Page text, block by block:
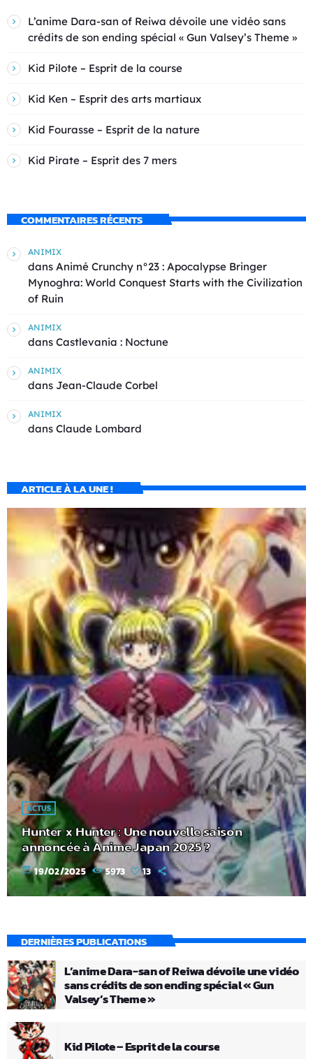
L’anime Dara-san of Reiwa dévoile une vidéo sans
crédits de son ending spécial « Gun Valsey’s Theme »
Kid Pilote – Esprit de la course
Kid Ken – Esprit des arts martiaux
Kid Fourasse – Esprit de la nature
Kid Pirate – Esprit des 7 mers
COMMENTAIRES RÉCENTS
ANIMIX
dans Animé Crunchy n°23 : Apocalypse Bringer
Mynoghra: World Conquest Starts with the Civilization
of Ruin
ANIMIX
dans Castlevania : Noctune
ANIMIX
dans Jean-Claude Corbel
ANIMIX
dans Claude Lombard
ARTICLE À LA UNE !
ACTUS
Hunter x Hunter : Une nouvelle saison
annoncée à Anime Japan 2025 ?
today 19/02/2025 5973 13
DERNIÈRES PUBLICATIONS
L’anime Dara-san of Reiwa dévoile une vidéo
sans crédits de son ending spécial « Gun
Valsey’s Theme »
Kid Pilote – Esprit de la course